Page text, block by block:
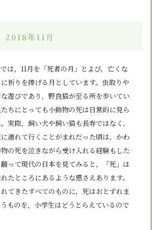
2018年11月
は，11月を「死者の月」とよび，亡くな
祈りを捧げる月としています。虫取りや
遊びであり，野良猫が至る所を歩いてい
ちにとっても小動物の死は日常的に見ら
実際，飼い犬や飼い猫も長寿ではなく，
連れて行くことがまれだった頃は，かわ
の死を泣きながら受け入れる経験もした
って現代の日本を見てみると，「死」は
たところにあるような感さえあります。
てきたすべてのものに，死はおとずれま
ものを，小学生はどうとらえているので